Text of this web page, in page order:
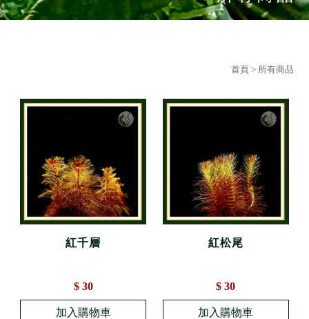
首頁> 所有商品
紅千層
$ 30
紅松尾
$ 30